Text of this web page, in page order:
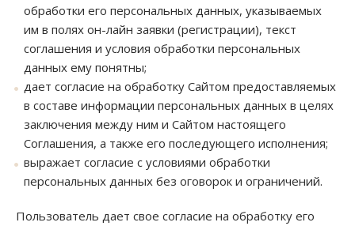
обработки его персональных данных, указываемых
им в полях он-лайн заявки (регистрации), текст
соглашения и условия обработки персональных
данных ему понятны;
дает согласие на обработку Сайтом предоставляемых
в составе информации персональных данных в целях
заключения между ним и Сайтом настоящего
Соглашения, а также его последующего исполнения;
выражает согласие с условиями обработки
персональных данных без оговорок и ограничений.
Пользователь дает свое согласие на обработку его